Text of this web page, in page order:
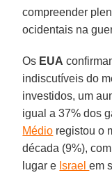
compreender
ocidentais na
Os EUA
indiscutíveis do
investidos, um
igual a 37% dos
Médio registou o
década (9%),
lugar e Israelem